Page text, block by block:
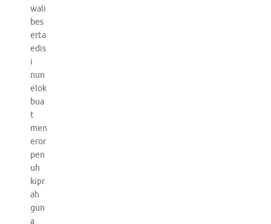
wali
bes
erta
edis
i
nun
elok
bua
t
men
eror
pen
uh
kipr
ah
gun
a